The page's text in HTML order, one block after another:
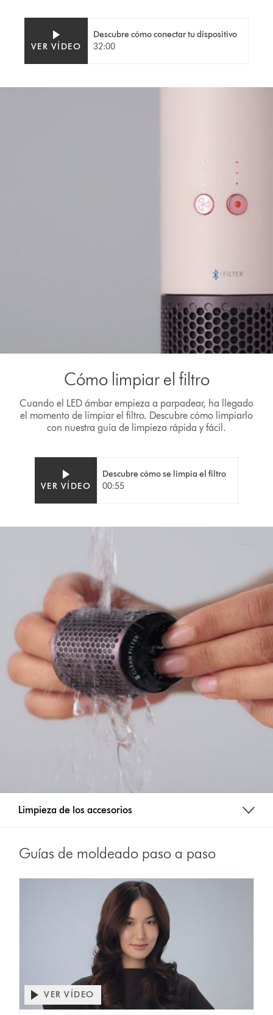
Transcript
transcripción
VER VÍDEO
Descubre cómo conectar tu dispositivo
32:00
Cómo limpiar el filtro
Cuando el LED ámbar empieza a parpadear, ha llegado
el momento de limpiar el filtro. Descubre cómo limpiarlo
con nuestra guía de limpieza rápida y fácil.
Transcript
transcripción
VER VÍDEO
Descubre cómo se limpia el filtro
00:55
Limpieza de los accesorios
Guías de moldeado paso a paso
Abrir
transcripción
VER VÍDEO